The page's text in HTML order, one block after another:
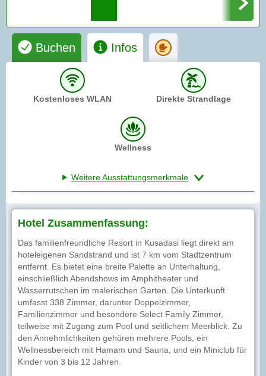
Buchen Infos
Kostenloses WLAN Direkte Strandlage
Wellness
Weitere Ausstattungsmerkmale
Hotel Zusammenfassung:
Das familienfreundliche Resort in Kusadasi liegt direkt am
hoteleigenen Sandstrand und ist 7 km vom Stadtzentrum
entfernt. Es bietet eine breite Palette an Unterhaltung,
einschließlich Abendshows im Amphitheater und
Wasserrutschen im malerischen Garten. Die Unterkunft
umfasst 338 Zimmer, darunter Doppelzimmer,
Familienzimmer und besondere Select Family Zimmer,
teilweise mit Zugang zum Pool und seitlichem Meerblick. Zu
den Annehmlichkeiten gehören mehrere Pools, ein
Wellnessbereich mit Hamam und Sauna, und ein Miniclub für
Kinder von 3 bis 12 Jahren.